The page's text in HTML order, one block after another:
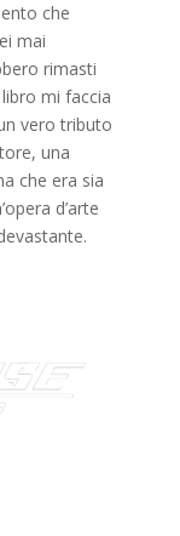
che
mai
rimasti
mi faccia
vero tributo
una
che era sia
d’arte